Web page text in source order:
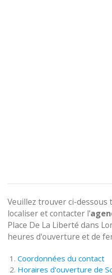
Veuillez trouver ci-
localiser et contacter l'
Place De La Liberté dans
heures d'ouverture et de
Coordonnées du contact
Horaires d'ouverture de